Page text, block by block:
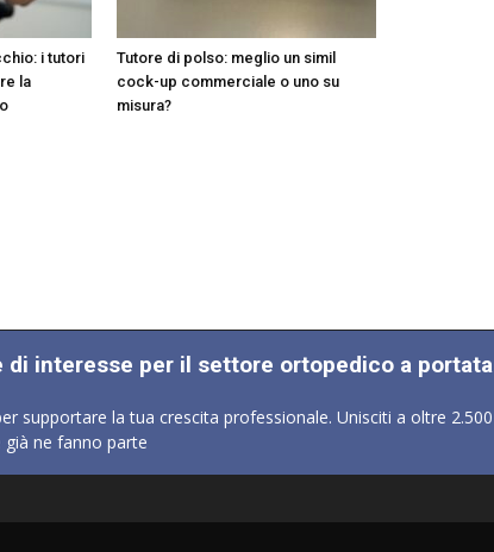
i tutori
la
Tutore di polso: meglio un simil
cock-up commerciale o uno su
misura?
di interesse per il settore ortopedico a portata
supportare la tua crescita professionale. Unisciti a oltre 2.500
ne fanno parte